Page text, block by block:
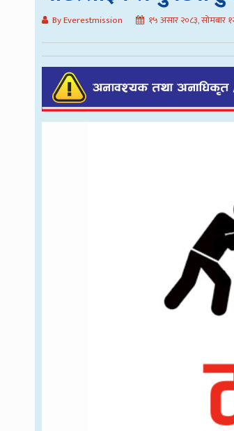
By Everestmission १५ असार २०८३, सोमबार